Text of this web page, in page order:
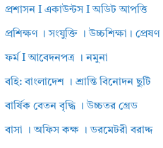
প্রশাসন I একাউন্টস I অডিট আপত্তি
প্রশিক্ষণ । সংযুক্তি । উচ্চশিক্ষা। প্রেষণ
ফর্ম I আবেদনপত্র । নমুনা
বহি: বাংলাদেশ । শ্রান্তি বিনোদন ছুটি
বার্ষিক বেতন বৃদ্ধি । উচ্চতর গ্রেড
বাসা । অফিস কক্ষ । ডরমেটরী বরাদ্দ